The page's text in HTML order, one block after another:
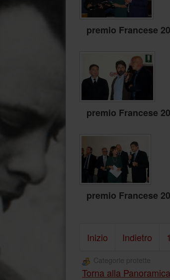
premio Francese
premio Francese
premio Francese
Inizio
Indietro 1
Categorie protette
Torna alla